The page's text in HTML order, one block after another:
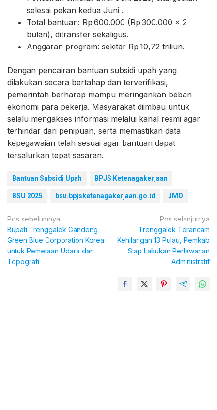
selesai pekan kedua Juni .
Total bantuan: Rp 600.000 (Rp 300.000 × 2
bulan), ditransfer sekaligus.
Anggaran program: sekitar Rp 10,72 triliun.
Dengan pencairan bantuan subsidi upah yang
dilakukan secara bertahap dan terverifikasi,
pemerintah berharap mampu meringankan beban
ekonomi para pekerja. Masyarakat diimbau untuk
selalu mengakses informasi melalui kanal resmi agar
terhindar dari penipuan, serta memastikan data
kepegawaian telah sesuai agar bantuan dapat
tersalurkan tepat sasaran.
Bantuan Subsidi Upah BPJS Ketenagakerjaan
BSU 2025 bsu.bpjsketenagakerjaan.go.id JMO
Navigasi
pos
Pos sebelumnya
Bupati Trenggalek Gandeng
Green Blue Corporation Korea
untuk Pemetaan Udara dan
Topografi
Pos selanjutnya
Trenggalek Terancam
Kehilangan 13 Pulau, Pemkab
Siap Lakukan Perlawanan
Administratif